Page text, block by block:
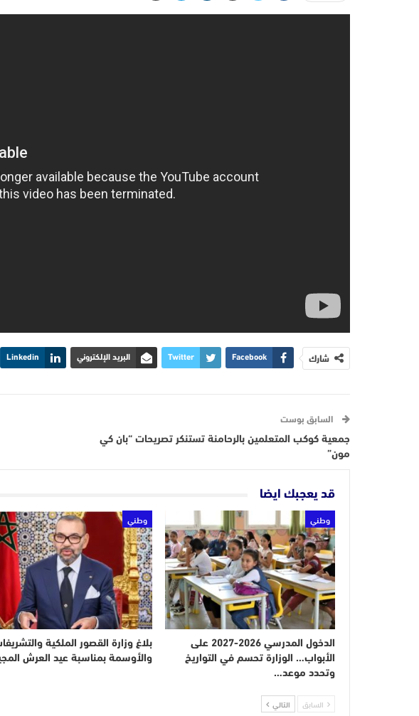
شارك Facebook
Twitter البريد الإلكتروني Linkedin
السابق بوست
جمعية كوكب المتعلمين بالرحامنة تستنكر تصريحات “بان كي
مون”
قد يعجبك ايضا
وطني
الدخول المدرسي 2026-2027 على
الأبواب… الوزارة تحسم في التواريخ
وتحدد موعد…
وطني
بلاغ وزارة القصور الملكية
والأوسمة بمناسبة عيد العرش
السابق التالي